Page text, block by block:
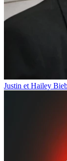
Justin et Hailey